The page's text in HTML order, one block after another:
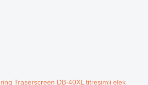
Traserscreen DB-40XL titreşimli elek